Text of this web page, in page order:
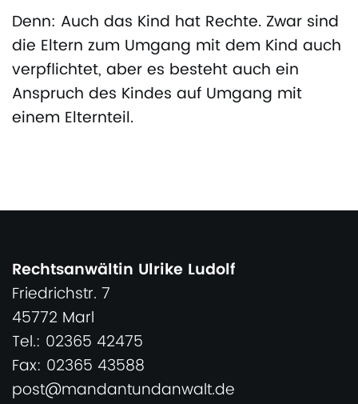
Denn: Auch das Kind hat Rechte. Zwar sind
die Eltern zum Umgang mit dem Kind auch
verpflichtet, aber es besteht auch ein
Anspruch des Kindes auf Umgang mit
einem Elternteil.
Rechtsanwältin Ulrike Ludolf
Friedrichstr. 7
45772 Marl
Tel.: 02365 42475
Fax: 02365 43588
post@mandantundanwalt.de